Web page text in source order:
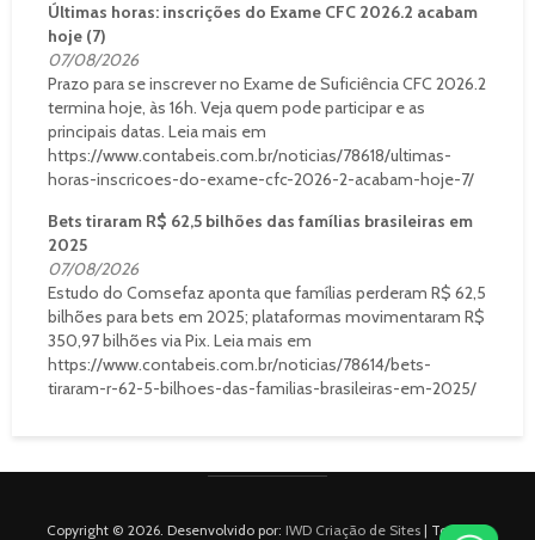
Últimas horas: inscrições do Exame CFC 2026.2 acabam
hoje (7)
07/08/2026
Prazo para se inscrever no Exame de Suficiência CFC 2026.2
termina hoje, às 16h. Veja quem pode participar e as
principais datas. Leia mais em
https://www.contabeis.com.br/noticias/78618/ultimas-
horas-inscricoes-do-exame-cfc-2026-2-acabam-hoje-7/
Bets tiraram R$ 62,5 bilhões das famílias brasileiras em
2025
07/08/2026
Estudo do Comsefaz aponta que famílias perderam R$ 62,5
bilhões para bets em 2025; plataformas movimentaram R$
350,97 bilhões via Pix. Leia mais em
https://www.contabeis.com.br/noticias/78614/bets-
tiraram-r-62-5-bilhoes-das-familias-brasileiras-em-2025/
Copyright © 2026. Desenvolvido por: IWD Criação de Sites | Todos os